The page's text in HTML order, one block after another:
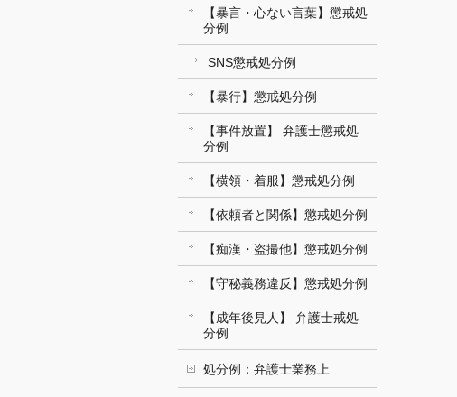
【暴言・心ない言葉】懲戒処
分例
SNS懲戒処分例
【暴行】懲戒処分例
【事件放置】 弁護士懲戒処
分例
【横領・着服】懲戒処分例
【依頼者と関係】懲戒処分例
【痴漢・盗撮他】懲戒処分例
【守秘義務違反】懲戒処分例
【成年後見人】 弁護士戒処
分例
処分例：弁護士業務上